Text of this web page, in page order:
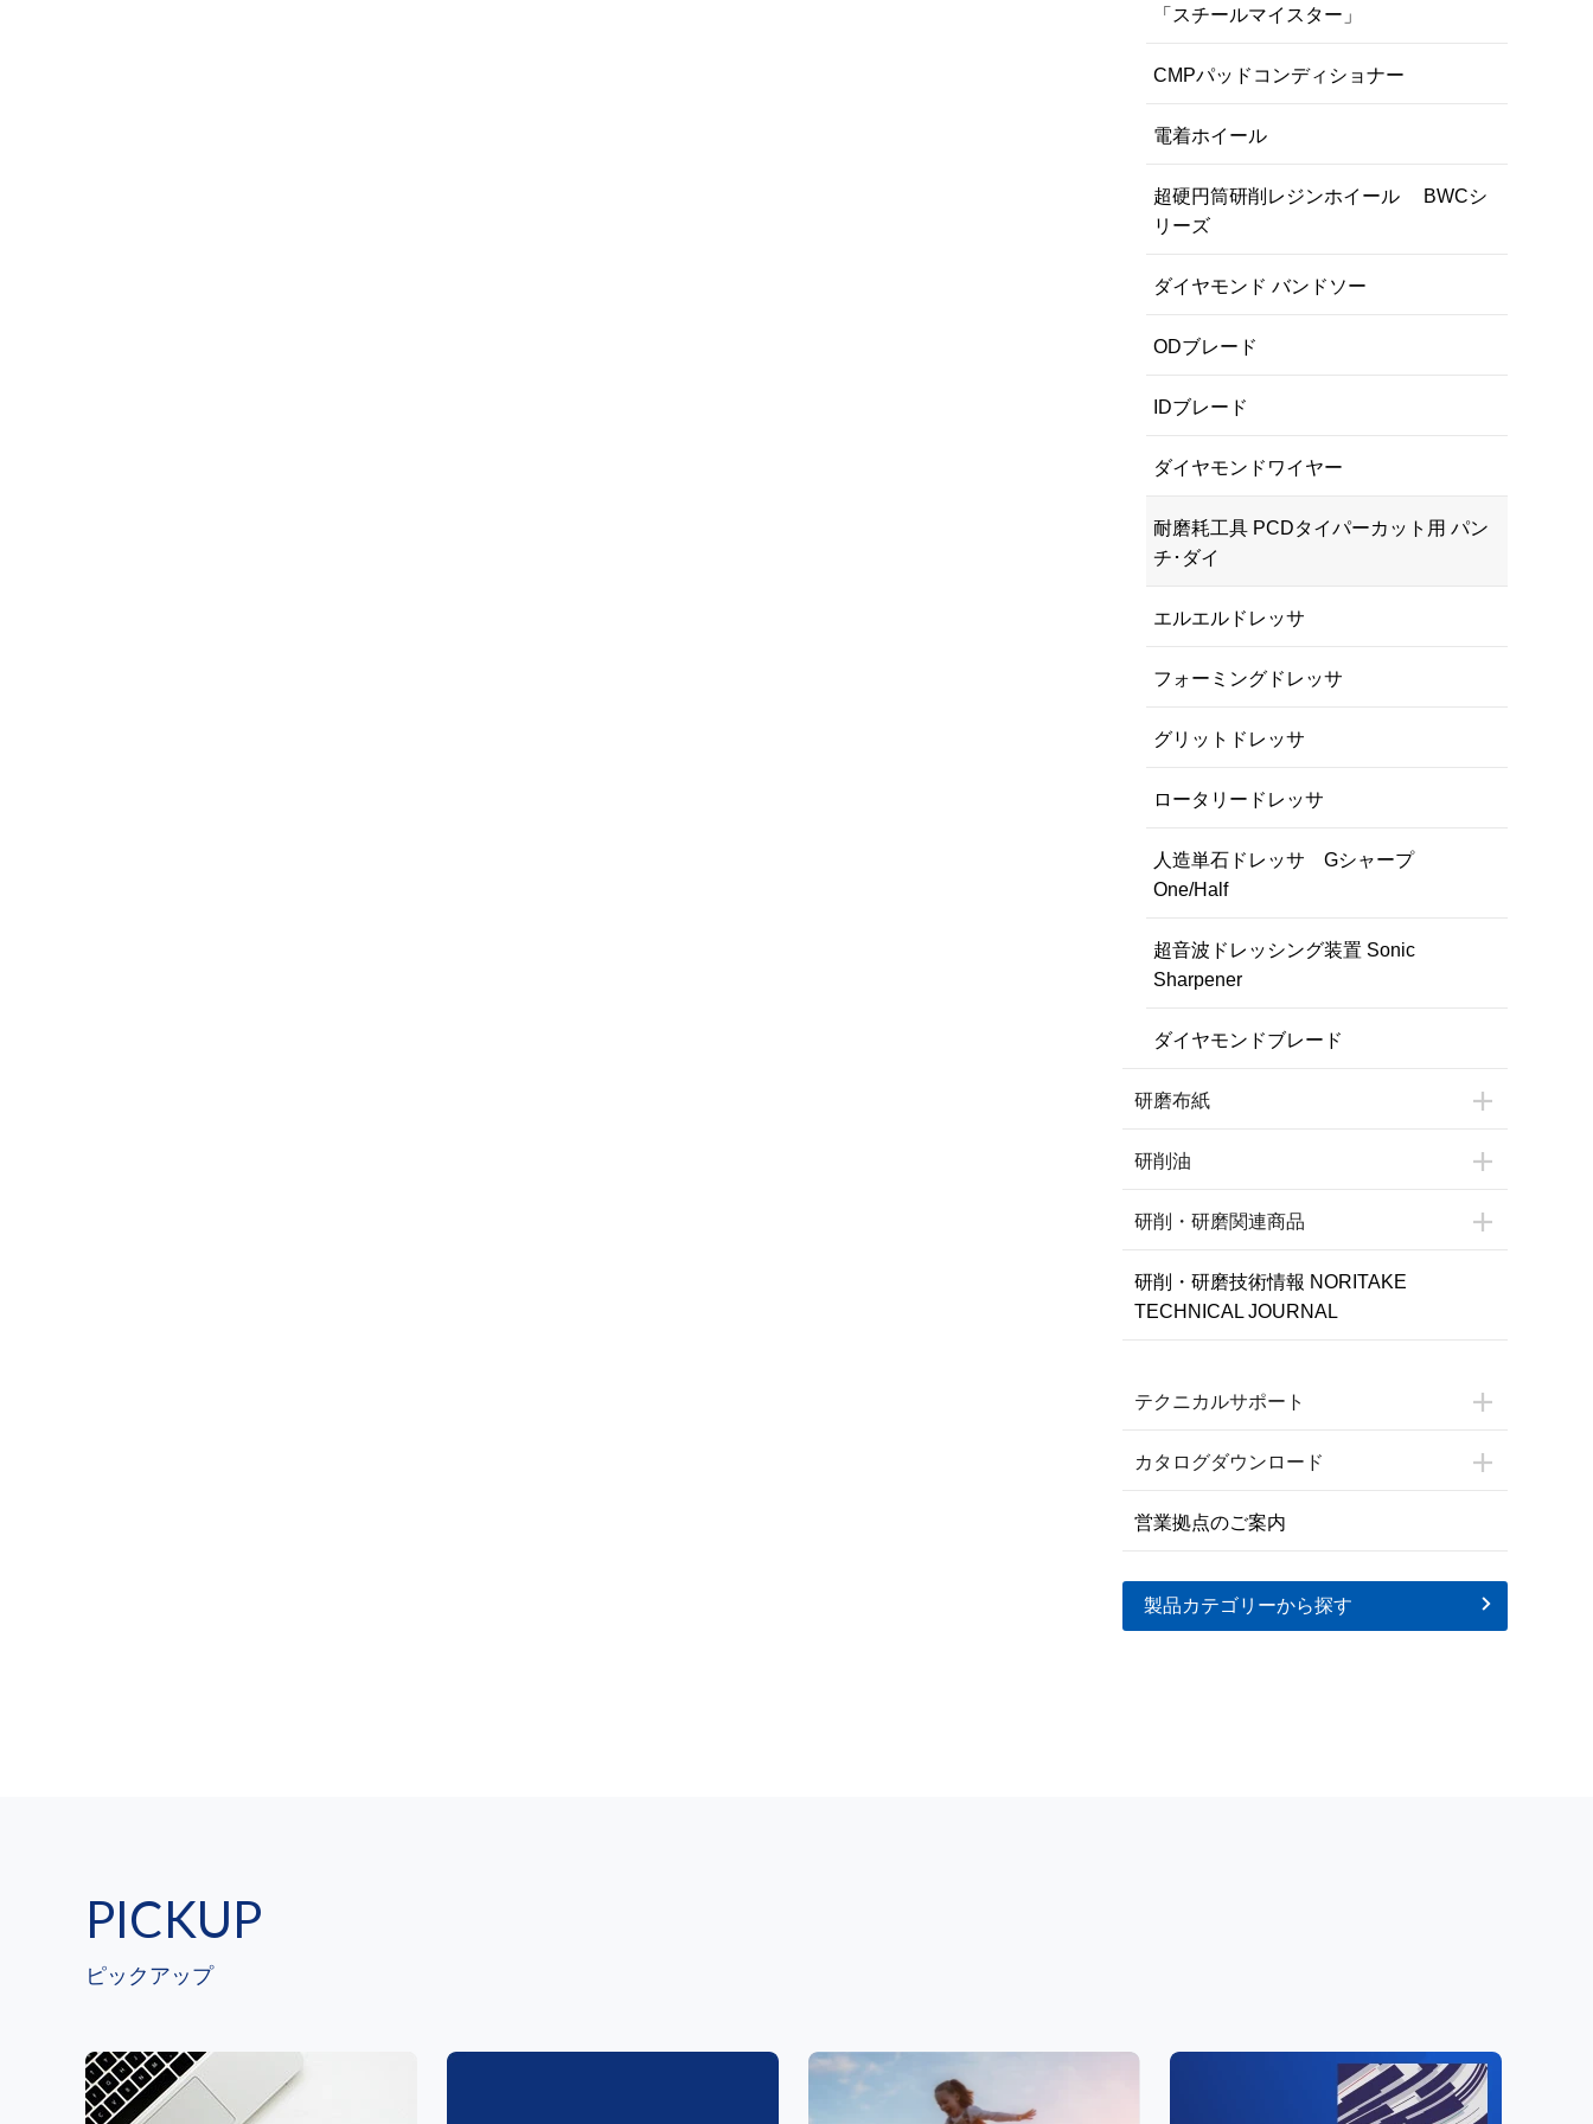
「スチールマイスター」
CMPパッドコンディショナー
電着ホイール
超硬円筒研削レジンホイール BWCシ
リーズ
ダイヤモンド バンドソー
ODブレード
IDブレード
ダイヤモンドワイヤー
耐磨耗工具 PCDタイパーカット用 パン
チ･ダイ
エルエルドレッサ
フォーミングドレッサ
グリットドレッサ
ロータリードレッサ
人造単石ドレッサ Gシャープ
One/Half
超音波ドレッシング装置 Sonic
Sharpener
ダイヤモンドブレード
研磨布紙
研削油
研削・研磨関連商品
研削・研磨技術情報 NORITAKE
TECHNICAL JOURNAL
テクニカルサポート
カタログダウンロード
営業拠点のご案内
製品カテゴリーから探す
PICKUP
ピックアップ